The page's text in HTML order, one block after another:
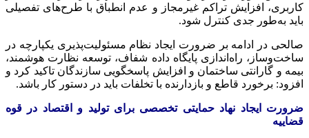
کاربری، افزایش تراکم غیرمجاز و عدم انطباق با طرح‌های تفصیلی
باید به‌طور جدی کنترل شود.
صالحی در ادامه بر ضرورت ایجاد نظام مسئولیت‌پذیری یکپارچه در
ساخت‌وساز، راه‌اندازی پایگاه داده شفاف، توسعه نظارت هوشمند،
بیمه و گارانتی ساختمان و افزایش پاسخگویی سازندگان تاکید کرد و
افزود: برخورد قاطع و بازدارنده با تخلفات باید در دستور کار باشد.
ضرورت ایجاد نهاد حمایتی تخصصی برای تولید و اقتصاد در قوه
قضاییه